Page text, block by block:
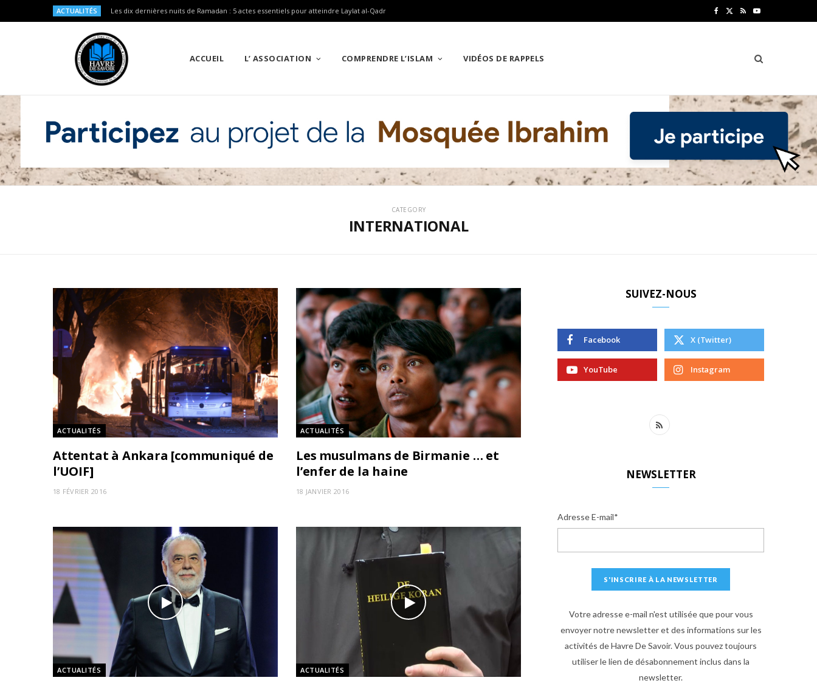
ACTUALITÉS Les dix dernières nuits de Ramadan : 5 actes essentiels pour atteindre Laylat al-Qadr
b
o
i
t
r
R Y
u
u
e
ACCUEIL L’ ASSOCIATION COMPRENDRE L’ISLAM VIDÉOS DE RAPPELS
CATEGORY
INTERNATIONAL
ACTUALITÉS
Attentat à Ankara [communiqué de
l’UOIF]
18 FÉVRIER 2016
ACTUALITÉS
Les musulmans de Birmanie … et
l’enfer de la haine
18 JANVIER 2016
ACTUALITÉS ACTUALITÉS
SUIVEZ-NOUS
Facebook X (Twitter)
YouTube Instagram
R
NEWSLETTER
Adresse E-mail*
Votre adresse e-mail n'est utilisée que pour vous
envoyer notre newsletter et des informations sur les
activités de Havre De Savoir. Vous pouvez toujours
utiliser le lien de désabonnement inclus dans la
newsletter.